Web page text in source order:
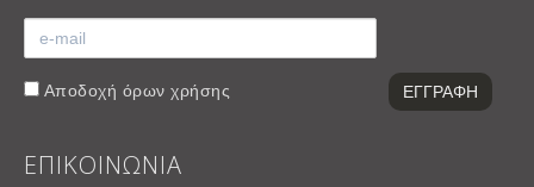
Αποδοχή όρων χρήσης
ΕΠΙΚΟΙΝΩΝΙΑ